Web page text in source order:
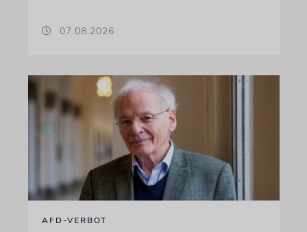
07.08.2026
AFD-VERBOT